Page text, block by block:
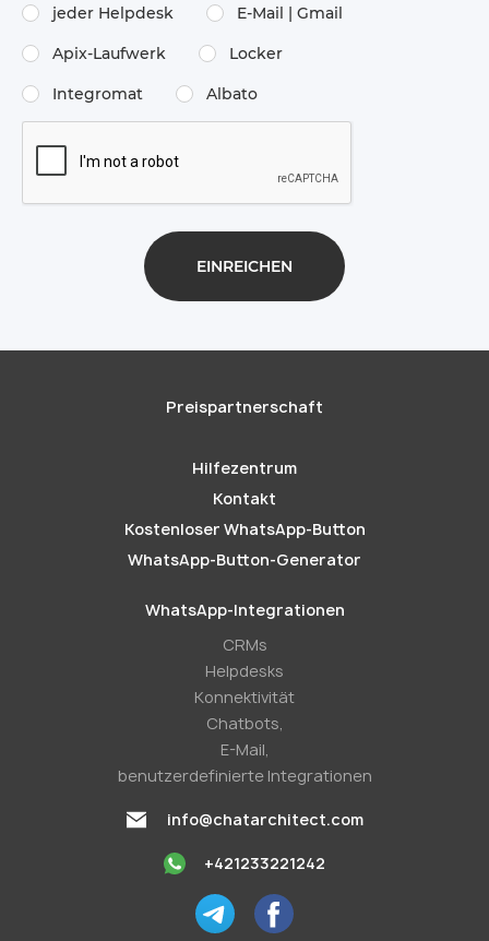
jeder Helpdesk E-Mail | Gmail
Apix-Laufwerk Locker
Integromat Albato
Preispartnerschaft
Hilfezentrum
Kontakt
Kostenloser WhatsApp-Button
WhatsApp-Button-Generator
WhatsApp-Integrationen
CRMs
Helpdesks
Konnektivität
Chatbots,
E-Mail,
benutzerdefinierte Integrationen
info@chatarchitect.com
+421233221242